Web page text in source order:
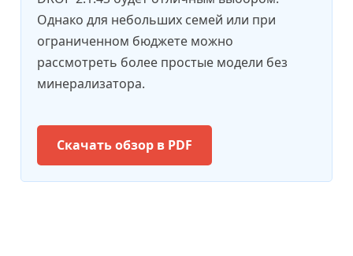
Однако для небольших семей или при
ограниченном бюджете можно
рассмотреть более простые модели без
минерализатора.
Скачать обзор в PDF